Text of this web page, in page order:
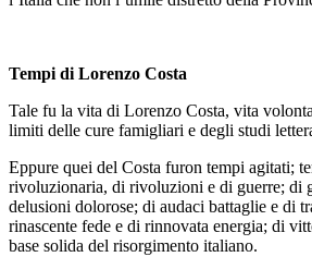
Tempi di Lorenzo Costa
Tale fu la vita di Lorenzo Costa, vita
limiti delle cure famigliari e degli studi
Eppure quei del Costa furon tempi agitati;
rivoluzionaria, di rivoluzioni e di guerre; di
delusioni dolorose; di audaci battaglie e di
rinascente fede e di rinnovata energia; di
base solida del risorgimento italiano.